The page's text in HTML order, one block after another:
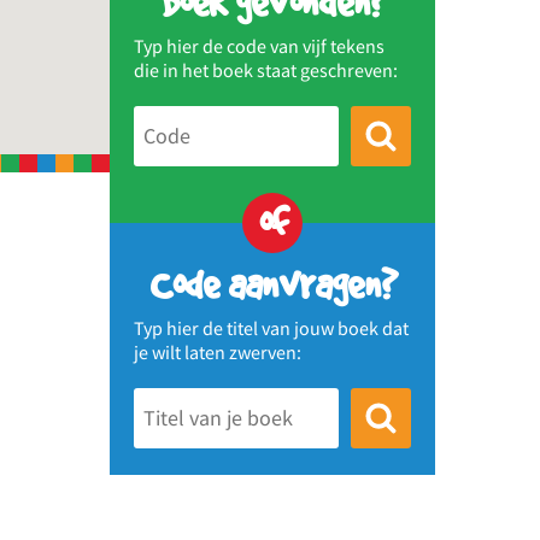
Typ hier de code van vijf tekens
die in het boek staat geschreven:
of
Code aanvragen?
Typ hier de titel van jouw boek dat
je wilt laten zwerven: